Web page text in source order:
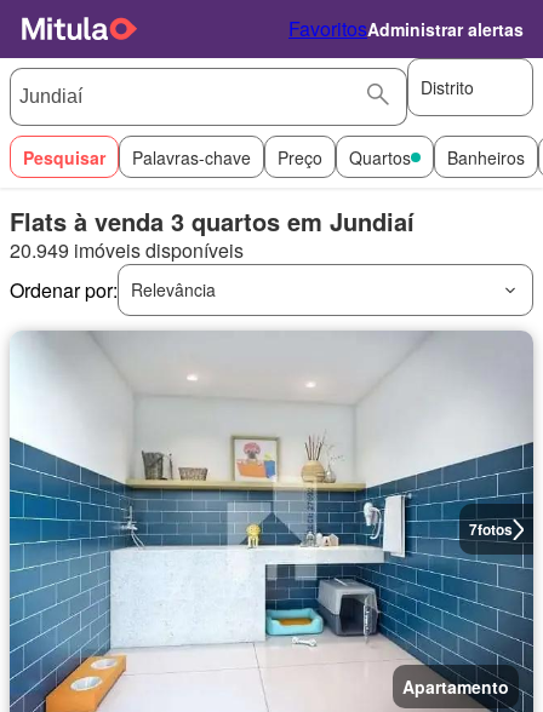
FavoritosAdministrar alertas
Distrito
Pesquisar Palavras-chave Preço Quartos Banheiros
Flats à venda 3 quartos em Jundiaí
20.949 imóveis disponíveis
Ordenar por:
Relevância
7fotos
Apartamento